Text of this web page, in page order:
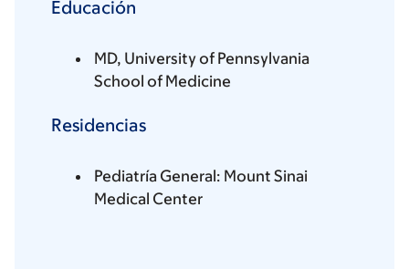
Educación
MD, University of Pennsylvania
School of Medicine
Residencias
Pediatría General: Mount Sinai
Medical Center